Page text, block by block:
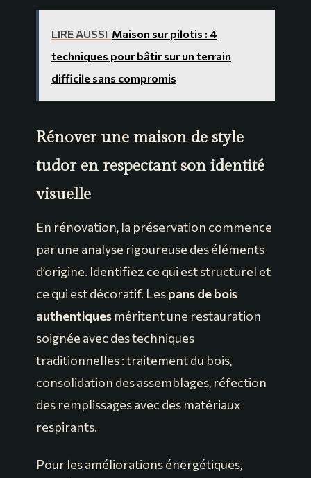
LIRE AUSSI Maison sur pilotis : 4
techniques pour bâtir sur un terrain
difficile sans compromis
Rénover une maison de style
tudor en respectant son identité
visuelle
En rénovation, la préservation commence
par une analyse rigoureuse des éléments
d’origine. Identifiez ce qui est structurel et
ce qui est décoratif. Lespans de bois
authentiques méritent une restauration
soignée avec des techniques
traditionnelles : traitement du bois,
consolidation des assemblages, réfection
des remplissages avec des matériaux
respirants.
Pour les améliorations énergétiques,